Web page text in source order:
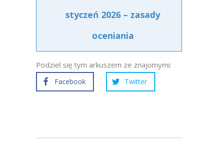
styczeń 2026 – zasady
oceniania
Podziel się tym arkuszem ze znajomymi:
Facebook Twitter